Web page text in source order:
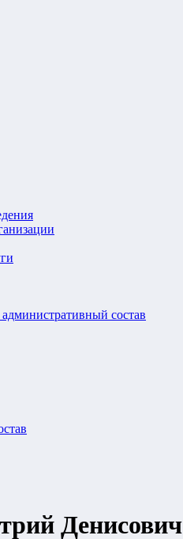
состав
Денисович